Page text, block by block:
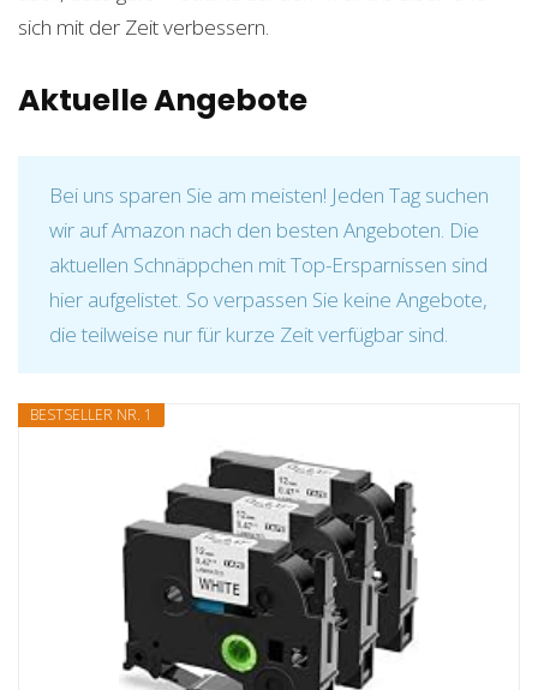
sich mit der Zeit verbessern.
Aktuelle Angebote
Bei uns sparen Sie am meisten! Jeden Tag suchen
wir auf Amazon nach den besten Angeboten. Die
aktuellen Schnäppchen mit Top-Ersparnissen sind
hier aufgelistet. So verpassen Sie keine Angebote,
die teilweise nur für kurze Zeit verfügbar sind.
BESTSELLER NR. 1